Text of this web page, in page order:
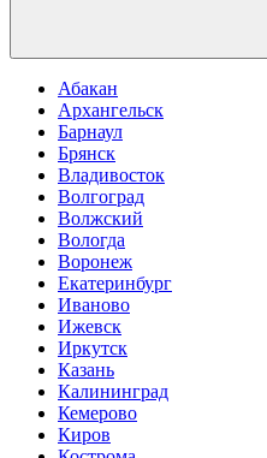
Абакан
Архангельск
Барнаул
Брянск
Владивосток
Волгоград
Волжский
Вологда
Воронеж
Екатеринбург
Иваново
Ижевск
Иркутск
Казань
Калининград
Кемерово
Киров